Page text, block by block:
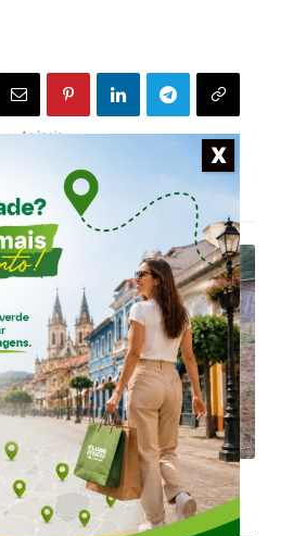
- Anúncio -
de imóvel rural para o prazo
X